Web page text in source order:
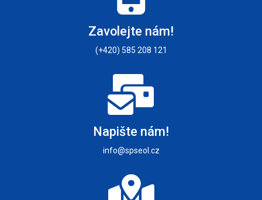
Zavolejte nám!
(+420) 585 208 121
Napište nám!
info@spseol.cz